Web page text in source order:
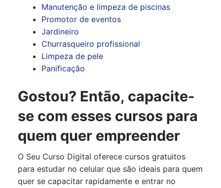
Manutenção e limpeza de piscinas
Promotor de eventos
Jardineiro
Churrasqueiro profissional
Limpeza de pele
Panificação
Gostou? Então, capacite-
se com esses cursos para
quem quer empreender
O Seu Curso Digital oferece cursos gratuitos
para estudar no celular que são ideais para quem
quer se capacitar rapidamente e entrar no